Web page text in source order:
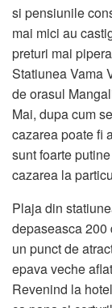
si pensiunile
mai mici au
preturi mai
Statiunea Vama
de orasul
Mai, dupa cum
cazarea poate fi
sunt foarte
cazarea la
Plaja din
depaseasca 200
un punct de
epava veche
Revenind la